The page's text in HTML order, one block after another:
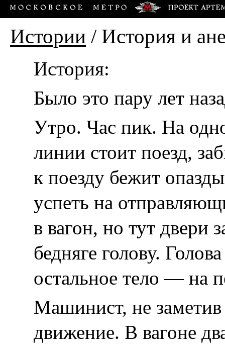
Истории / История и
История:
Было это пару лет
Утро. Час пик. На
линии стоит поезд,
к поезду бежит
успеть на
в вагон, но тут двери
бедняге голову.
остальное тело — на
Машинист, не
движение. В вагоне